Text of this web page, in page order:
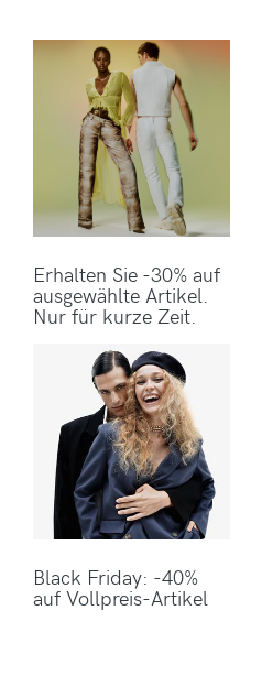
Erhalten Sie -30% auf
ausgewählte Artikel.
Nur für kurze Zeit.
Black Friday: -40%
auf Vollpreis-Artikel